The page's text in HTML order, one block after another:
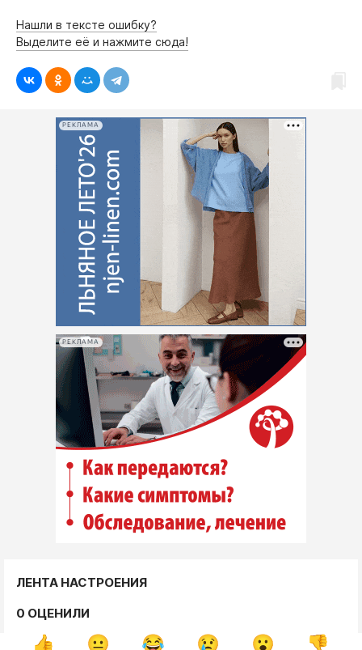
Нашли в тексте ошибку?
Выделите её и нажмите сюда!
РЕКЛАМА
РЕКЛАМА
ЛЕНТА НАСТРОЕНИЯ
0 ОЦЕНИЛИ